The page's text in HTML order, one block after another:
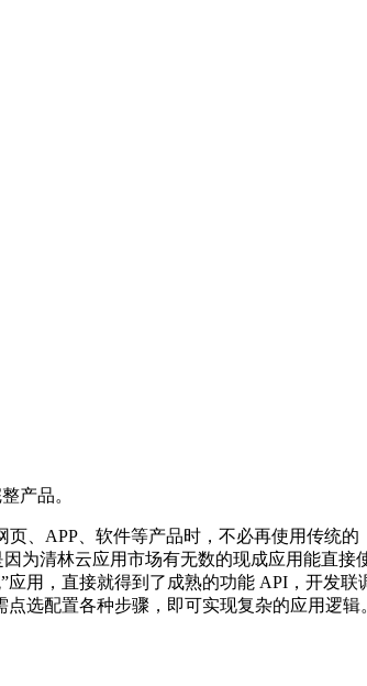
产品。
页、APP、软件等产品时，不必再使用传统
为清林云应用市场有无数的现成应用能直
用，直接就得到了成熟的功能 API，开发
选配置各种步骤，即可实现复杂的应用逻辑